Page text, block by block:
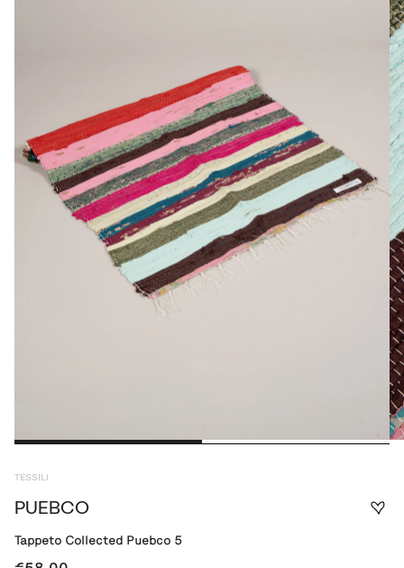
TESSILI
PUEBCO
Tappeto Collected Puebco 5